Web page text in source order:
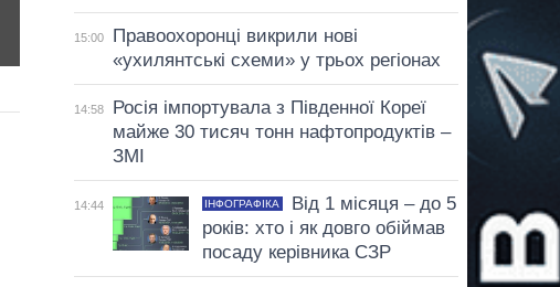
15:00
Правоохоронці викрили нові
«ухилянтські схеми» у трьох регіонах
14:58
Росія імпортувала з Південної Кореї
майже 30 тисяч тонн нафтопродуктів –
ЗМІ
14:44 ІНФОГРАФІКА
Від 1 місяця – до 5
років: хто і як довго обіймав
посаду керівника СЗР